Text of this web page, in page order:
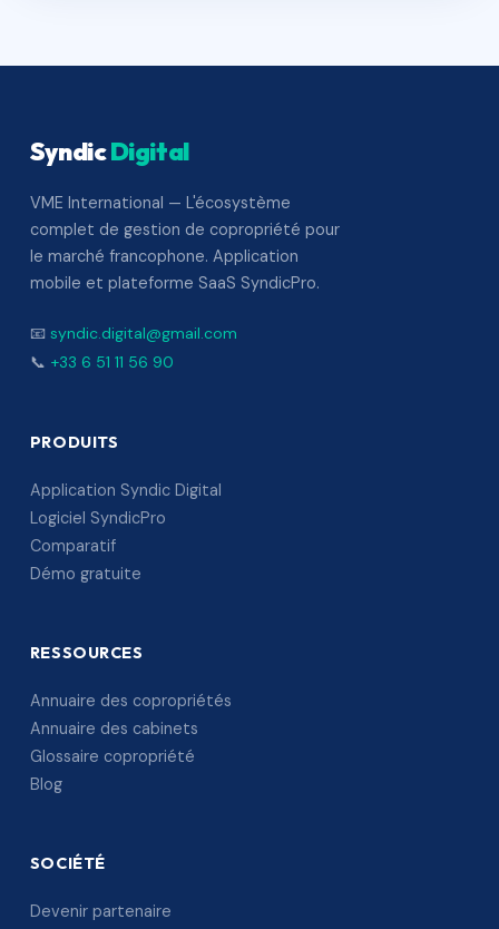
SyndicDigital
VME International — L'écosystème
complet de gestion de copropriété pour
le marché francophone. Application
mobile et plateforme SaaS SyndicPro.
📧 syndic.digital@gmail.com
📞 +33 6 51 11 56 90
PRODUITS
Application Syndic Digital
Logiciel SyndicPro
Comparatif
Démo gratuite
RESSOURCES
Annuaire des copropriétés
Annuaire des cabinets
Glossaire copropriété
Blog
SOCIÉTÉ
Devenir partenaire